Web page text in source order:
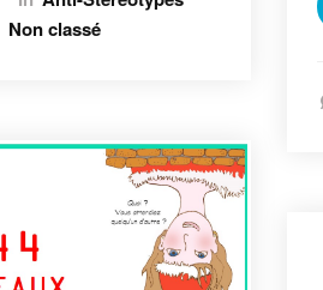
Non classé